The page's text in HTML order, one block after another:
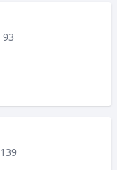
93
139